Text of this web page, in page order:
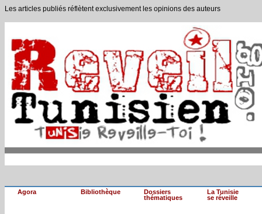
Les articles publiés réflètent exclusivement les opinions des auteurs
Agora Bibliothèque
Dossiers
thématiques
La Tunisie
se réveille